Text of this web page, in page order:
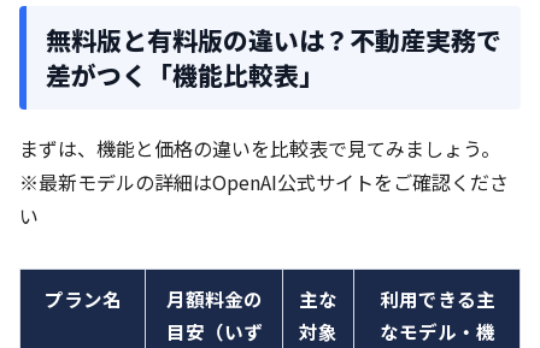
無料版と有料版の違いは？不動産実務で
差がつく「機能比較表」
まずは、機能と価格の違いを比較表で見てみましょう。
※最新モデルの詳細はOpenAI公式サイトをご確認くださ
い
プラン名
月額料金の
目安（いず
主な
対象
利用できる主
なモデル・機